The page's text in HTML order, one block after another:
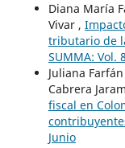
Diana María
Vivar ,
tributario de
SUMMA: Vol.
Juliana
Cabrera
fiscal en
Junio